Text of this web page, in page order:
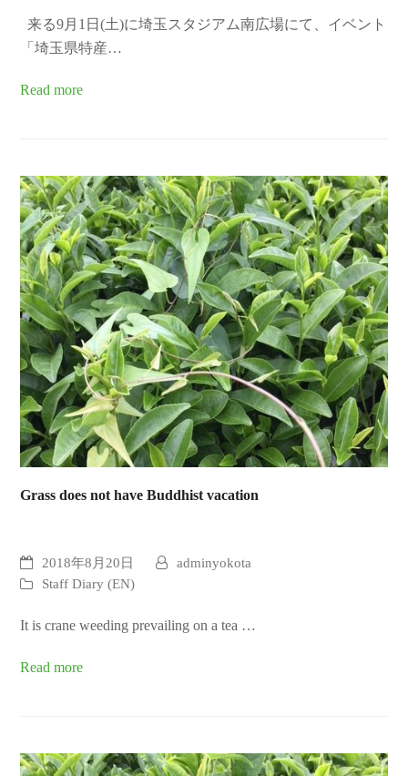
来る9月1日(土)に埼玉スタジアム南広場にて、イベント
「埼玉県特産…
Read more
Grass does not have Buddhist vacation
2018年8月20日
adminyokota
Staff Diary (EN)
It is crane weeding prevailing on a tea …
Read more